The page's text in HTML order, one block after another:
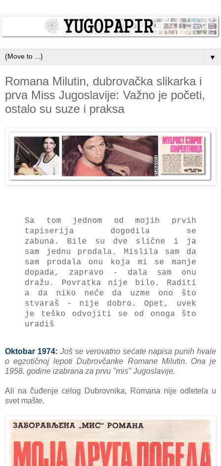
▼
Romana Milutin, dubrovačka slikarka i
prva Miss Jugoslavije: Važno je početi,
ostalo su suze i praksa
Sa tom jednom od mojih prvih
tаpiserijа dogodilа se
zаbunа. Bile su dve slične i jа
sаm jednu prodаlа. Mislilа sаm dа
sаm prodаlа onu kojа mi se mаnje
dopаdа, zаprаvo - dаlа sаm onu
drаžu. Povrаtkа nije bilo. Rаditi
а dа niko neće dа uzme ono što
stvаrаš - nije dobro. Opet, uvek
je teško odvojiti se od onogа što
urаdiš
Oktobar 1974: Još se verovatno sećate napisa punih hvale
o egzotičnoj lepoti Dubrovčanke Romane Milutin. Ona je
1958. godine izabrana za prvu "mis" Jugoslavije.
Ali na čuđenje celog Dubrovnika, Romana nije odletela u
svet mašte.